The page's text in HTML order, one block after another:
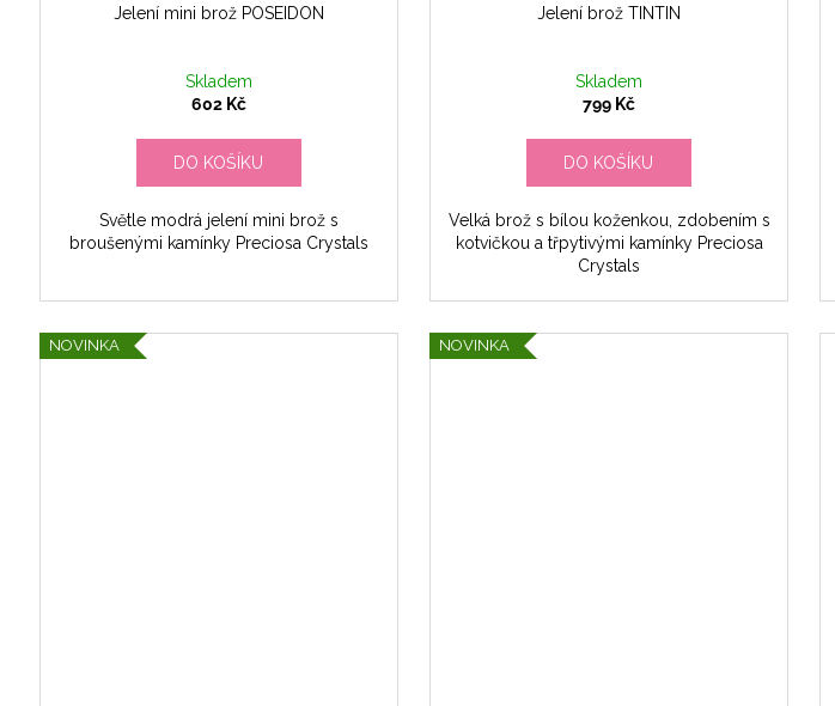
Jelení mini brož POSEIDON
Skladem
602 Kč
DO KOŠÍKU
Světle modrá jelení mini brož s
broušenými kamínky Preciosa Crystals
Jelení brož TINTIN
Skladem
799 Kč
DO KOŠÍKU
Velká brož s bílou koženkou, zdobením s
kotvičkou a třpytivými kamínky Preciosa
Crystals
NOVINKA NOVINKA